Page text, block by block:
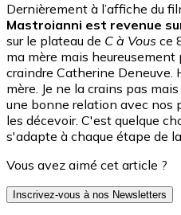
Dernièrement à l’affiche du
Mastroianni est revenue
sur le plateau de C à Vous ce
ma mère mais
craindre Catherine Deneuve.
mère. Je ne la crains pas
une bonne relation avec nos
les décevoir. C'est quelque
s'adapte à chaque étape de
Vous avez aimé cet article ?
Inscrivez-vous à nos Newsletters